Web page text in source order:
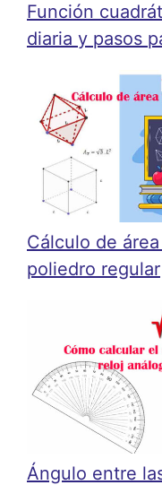
Función
diaria y pasos
Cálculo de
poliedro regular
Ángulo entre